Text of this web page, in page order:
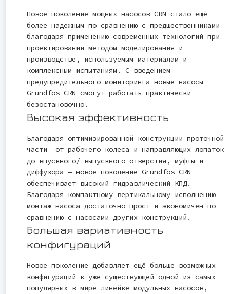
Новое поколение мощных насосов CRN стало ещё
более надежным по сравнению с предшественниками
благодаря применению современных технологий при
проектировании методом моделирования и
производстве, используемым материалам и
комплексным испытаниям. С введением
предупредительного мониторинга новые насосы
Grundfos CRN смогут работать практически
безостановочно.
Высокая эффективность
Благодаря оптимизированной конструкции проточной
части— от рабочего колеса и направляющих лопаток
до впускного/ выпускного отверстия, муфты и
диффузора — новое поколение Grundfos CRN
обеспечивает высокий гидравлический КПД.
Благодаря компактному вертикальному исполнению
монтаж насоса достаточно прост и экономичен по
сравнению с насосами других конструкций.
Большая вариативность
конфигураций
Новое поколение добавляет ещё больше возможных
конфигураций к уже существующей одной из самых
популярных в мире линейке модульных насосов,